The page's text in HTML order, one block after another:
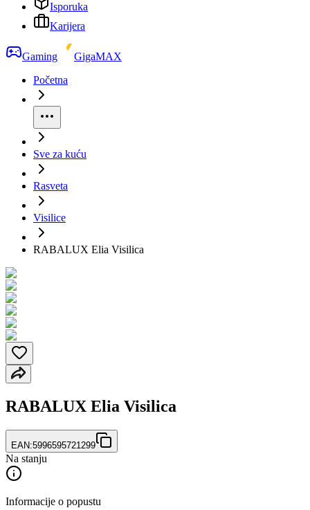
Isporuka
Karijera
Gaming
GigaMAX
Početna
Sve za kuću
Rasveta
Visilice
RABALUX Elia Visilica
RABALUX Elia Visilica
EAN:5996595721299
Na stanju
Informacije o popustu